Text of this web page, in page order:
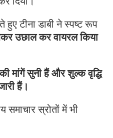
टीना डाबी ने स्पष्ट रूप
उछाल कर वायरल किया
मांगें सुनी हैं और शुल्क वृद्धि
हैं।
समाचार स्रोतों में भी